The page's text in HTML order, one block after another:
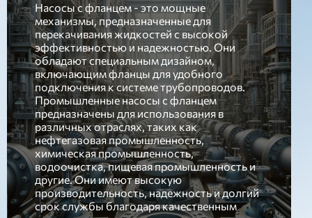
Насосы с фланцем - это мощные
механизмы, предназначенные для
перекачивания жидкостей с высокой
эффективностью и надежностью. Они
обладают специальным дизайном,
включающим фланцы для удобного
подключения к системе трубопроводов.
Промышленные насосы с фланцем
предназначены для использования в
различных отраслях, таких как
нефтегазовая промышленность,
химическая промышленность,
водоочистка, пищевая промышленность и
другие. Они имеют высокую
производительность, надежность и долгий
срок службы благодаря качественным